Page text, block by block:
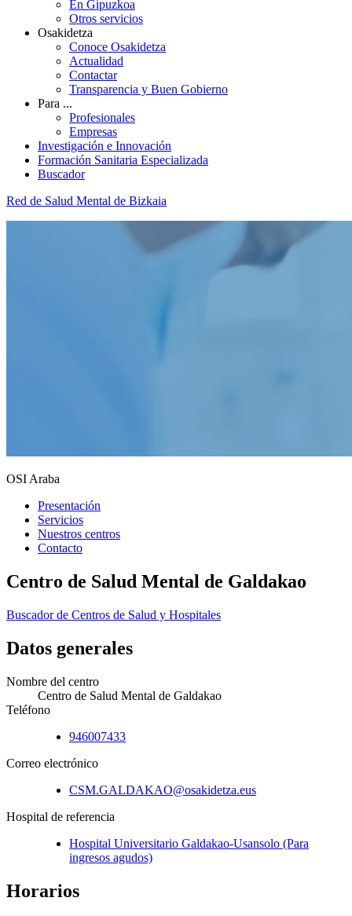
En Gipuzkoa
Otros servicios
Osakidetza
Conoce Osakidetza
Actualidad
Contactar
Transparencia y Buen Gobierno
Para ...
Profesionales
Empresas
Investigación e Innovación
Formación Sanitaria Especializada
Buscador
Red de Salud Mental de Bizkaia
OSI Araba
Presentación
Servicios
Nuestros centros
Contacto
Centro de Salud Mental de Galdakao
Buscador de Centros de Salud y Hospitales
Datos generales
Nombre del centro
Centro de Salud Mental de Galdakao
Teléfono
946007433
Correo electrónico
CSM.GALDAKAO@osakidetza.eus
Hospital de referencia
Hospital Universitario Galdakao-Usansolo (Para
ingresos agudos)
Horarios